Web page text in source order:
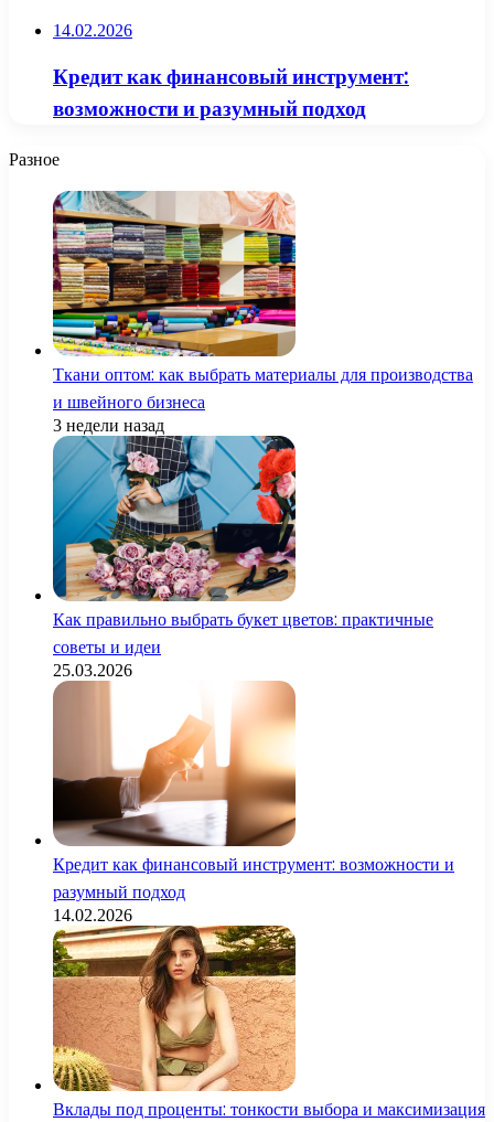
14.02.2026
Кредит как финансовый инструмент:
возможности и разумный подход
Разное
Ткани оптом: как выбрать материалы для производства
и швейного бизнеса
3 недели назад
Как правильно выбрать букет цветов: практичные
советы и идеи
25.03.2026
Кредит как финансовый инструмент: возможности и
разумный подход
14.02.2026
Вклады под проценты: тонкости выбора и максимизация